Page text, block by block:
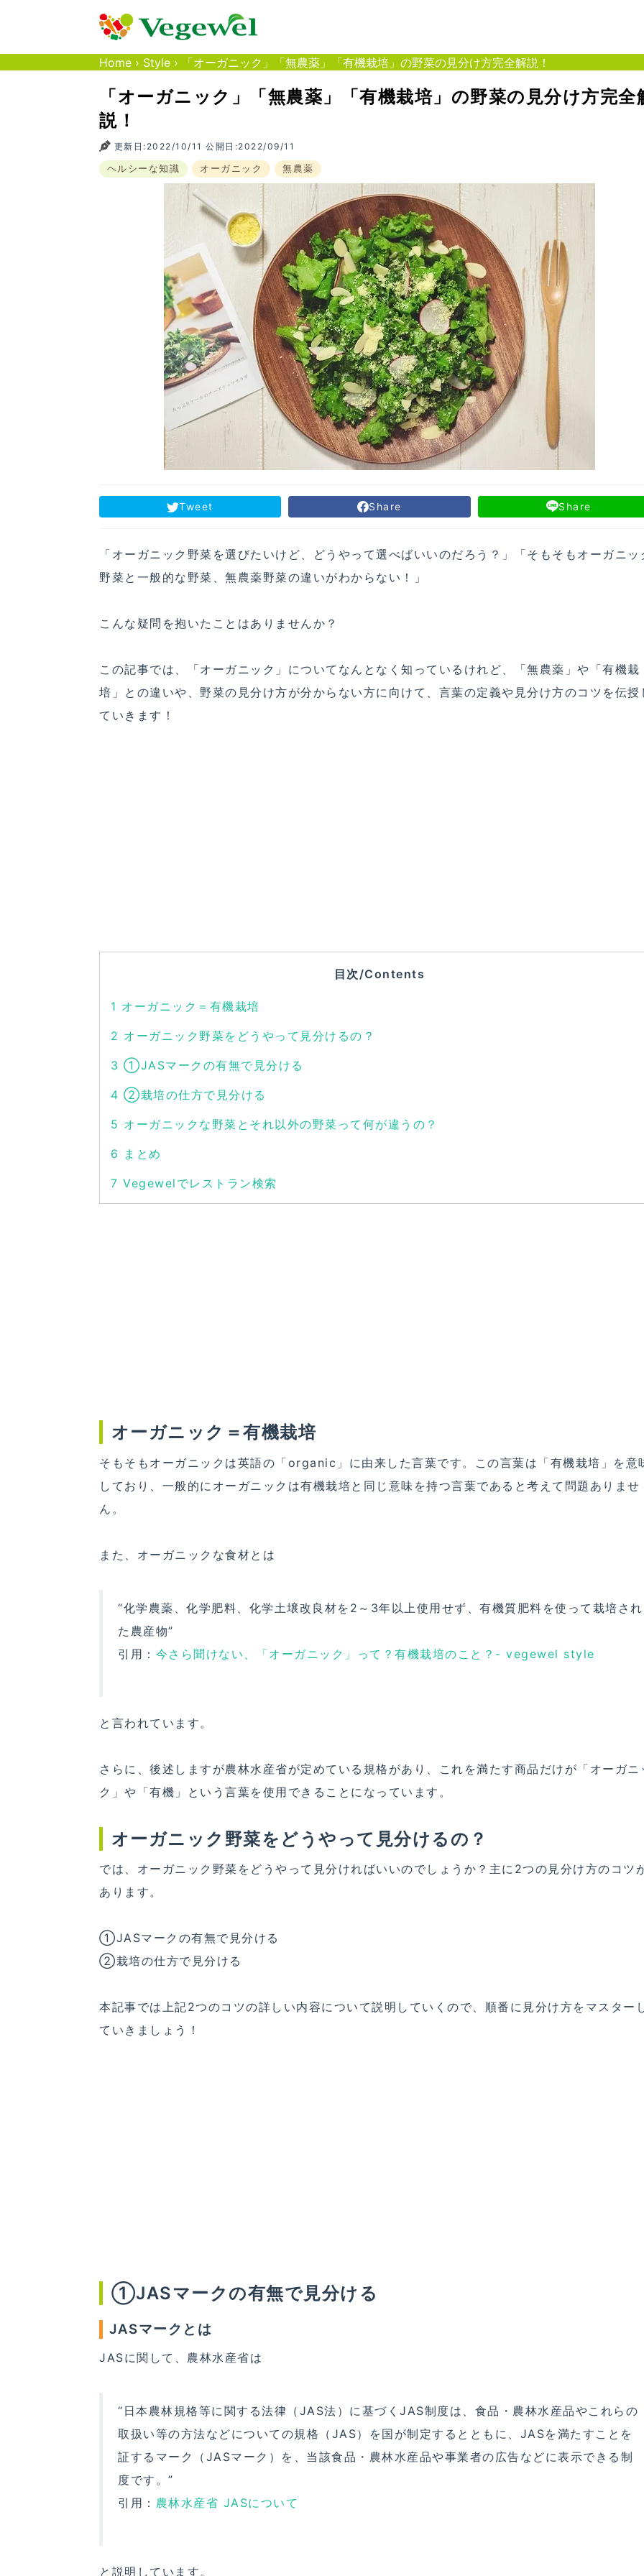
Home › Style › 「オーガニック」「無農薬」「有機栽培」の野菜の見分け方完全解説！
「オーガニック」「無農薬」「有機栽培」の野菜の見分け方完全
説！
更新日:2022/10/11 公開日:2022/09/11
ヘルシーな知識 オーガニック 無農薬
Tweet Share Share
「オーガニック野菜を選びたいけど、どうやって選べばいいのだろう？」「そもそもオーガニッ
野菜と一般的な野菜、無農薬野菜の違いがわからない！」
こんな疑問を抱いたことはありませんか？
この記事では、「オーガニック」についてなんとなく知っているけれど、「無農薬」や「有機栽
培」との違いや、野菜の見分け方が分からない方に向けて、言葉の定義や見分け方のコツを伝授
ていきます！
目次/Contents
1 オーガニック＝有機栽培
2 オーガニック野菜をどうやって見分けるの？
3 ①JASマークの有無で見分ける
4 ②栽培の仕方で見分ける
5 オーガニックな野菜とそれ以外の野菜って何が違うの？
6 まとめ
7 Vegewelでレストラン検索
オーガニック＝有機栽培
そもそもオーガニックは英語の「organic」に由来した言葉です。この言葉は「有機栽培」を意
しており、一般的にオーガニックは有機栽培と同じ意味を持つ言葉であると考えて問題ありませ
ん。
また、オーガニックな食材とは
“化学農薬、化学肥料、化学土壌改良材を2～3年以上使用せず、有機質肥料を使って栽培され
た農産物”
引用： 今さら聞けない、「オーガニック」って？有機栽培のこと？- vegewel style
と言われています。
さらに、後述しますが農林水産省が定めている規格があり、これを満たす商品だけが「オーガニ
ク」や「有機」という言葉を使用できることになっています。
オーガニック野菜をどうやって見分けるの？
では、オーガニック野菜をどうやって見分ければいいのでしょうか？主に2つの見分け方のコツ
あります。
①JASマークの有無で見分ける
②栽培の仕方で見分ける
本記事では上記2つのコツの詳しい内容について説明していくので、順番に見分け方をマスター
ていきましょう！
①JASマークの有無で見分ける
JASマークとは
JASに関して、農林水産省は
“日本農林規格等に関する法律（JAS法）に基づくJAS制度は、食品・農林水産品やこれらの
取扱い等の方法などについての規格（JAS）を国が制定するとともに、JASを満たすことを
証するマーク（JASマーク）を、当該食品・農林水産品や事業者の広告などに表示できる制
度です。”
引用： 農林水産省 JASについて
と説明しています。